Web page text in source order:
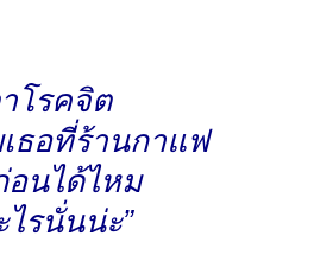
โรคจิต
ธอที่ร้านกาแฟ
อนได้ไหม
รนั่นน่ะ”